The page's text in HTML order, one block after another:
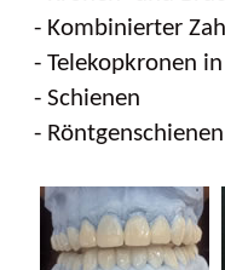
- Kombinierter
- Telekopkronen
- Schienen
- Röntgenschienen